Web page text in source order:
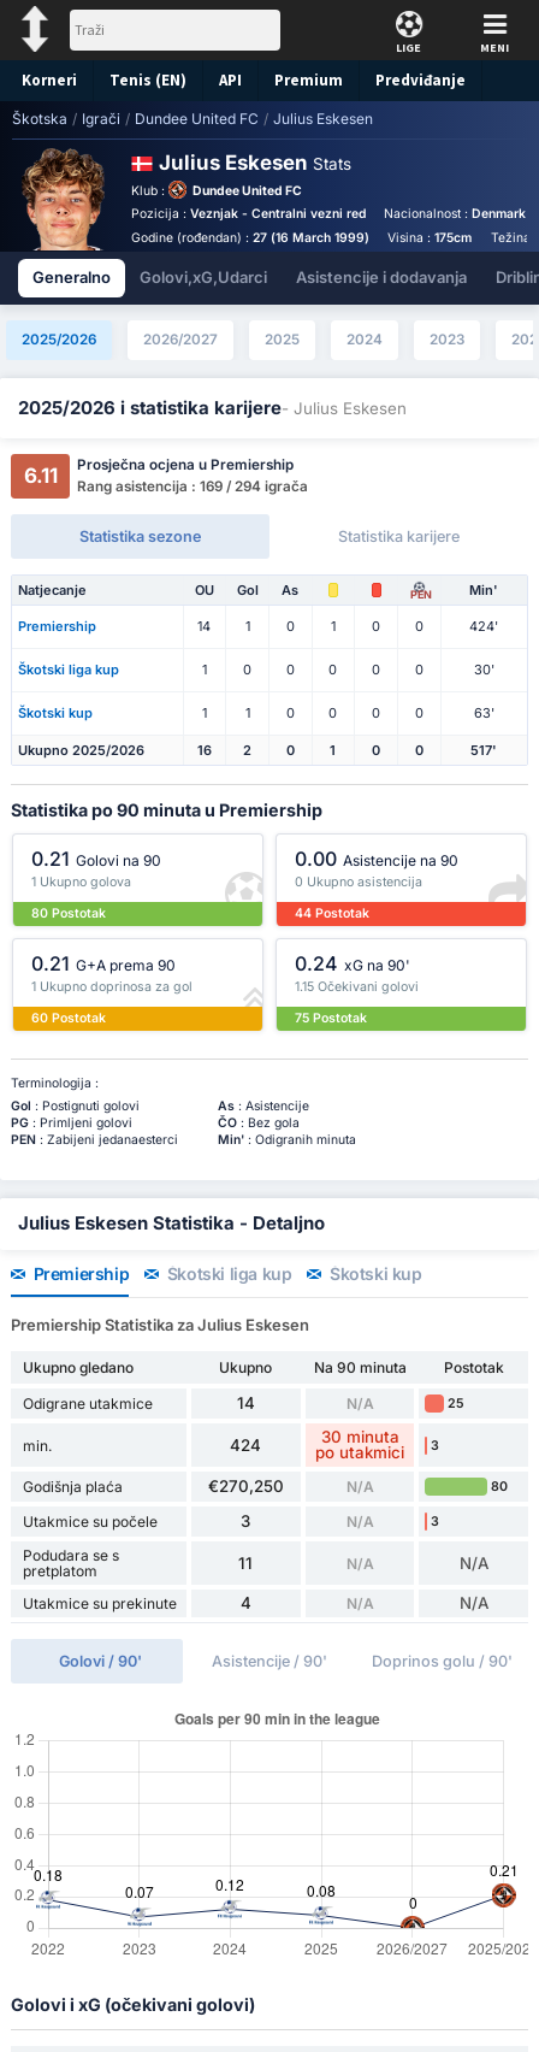
LIGE MENI
Korneri Tenis (EN) API Premium Predviđanje
Škotska / Igrači / Dundee United FC / Julius Eskesen
Julius Eskesen Stats
Klub :
Dundee United FC
Pozicija : Veznjak - Centralni vezni red Nacionalnost :Denmark
Godine (rođendan) : 27 (16 March 1999) Visina :175cm Težina
Generalno Golovi,xG,Udarci Asistencije i dodavanja
2025/2026 2026/2027 2025 2024 2023
2025/2026 i statistika karijere- Julius Eskesen
6.11
Prosječna ocjena u Premiership
Rang asistencija : 169 / 294 igrača
Statistika sezone Statistika karijere
Natjecanje OU Gol As PEN Min'
Premiership 14 1 0 1 0 0 424'
Škotski liga kup 1 0 0 0 0 0 30'
Škotski kup 1 1 0 0 0 0 63'
Ukupno 2025/2026 16 2 0 1 0 0 517'
Statistika po 90 minuta u Premiership
0.21 Golovi na 90
1 Ukupno golova
80 Postotak
0.00 Asistencije na 90
0 Ukupno asistencija
44 Postotak
0.21 G+A prema 90
1 Ukupno doprinosa za gol
60 Postotak
0.24 xG na 90'
1.15 Očekivani golovi
75 Postotak
Terminologija :
Gol : Postignuti golovi As: Asistencije
PG: Primljeni golovi ČO: Bez gola
PEN: Zabijeni jedanaesterci Min': Odigranih minuta
Julius Eskesen Statistika - Detaljno
Premiership Škotski liga kup Škotski kup
Premiership Statistika za Julius Eskesen
Ukupno gledano Ukupno Na 90 minuta
Postotak
Odigrane utakmice
14 N/A 25
min. 424
30 minuta
po utakmici
3
Godišnja plaća €270,250 N/A 80
Utakmice su počele 3 N/A 3
Podudara se s
pretplatom
11 N/A N/A
Utakmice su prekinute 4 N/A N/A
Golovi / 90' Asistencije / 90' Doprinos golu / 90'
Golovi i xG (očekivani golovi)